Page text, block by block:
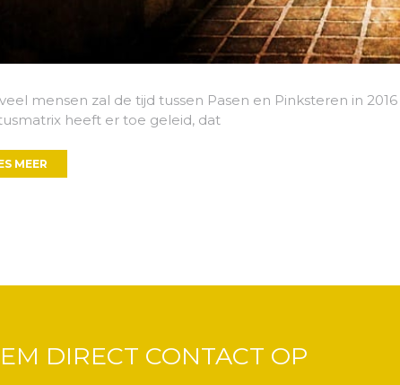
mensen zal de tijd tussen Pasen en Pinksteren in
heeft er toe geleid, dat
MEER
DIRECT CONTACT OP